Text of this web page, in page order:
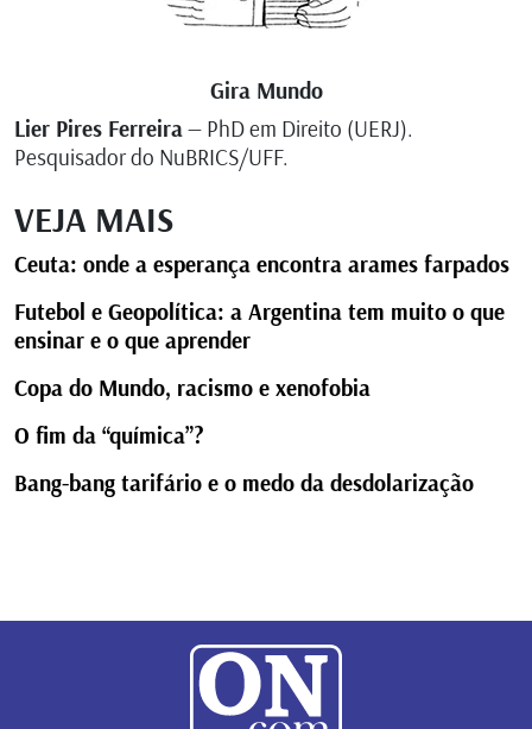
Gira Mundo
Lier Pires Ferreira— PhD em Direito (UERJ).
Pesquisador do NuBRICS/UFF.
VEJA MAIS
Ceuta: onde a esperança encontra arames farpados
Futebol e Geopolítica: a Argentina tem muito o que
ensinar e o que aprender
Copa do Mundo, racismo e xenofobia
O fim da “química”?
Bang-bang tarifário e o medo da desdolarização